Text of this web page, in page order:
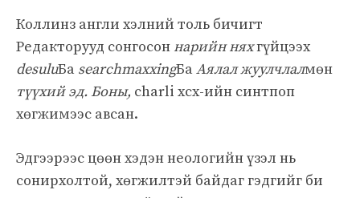
Коллинз англи хэлний толь бичигт
Редакторууд сонгосон нарийн няхгүйцээх
desuluБа searchmaxxingБаАялал жуулчлалмөн
түүхий эд. Боны, charli xcx-ийн синтпоп
хөгжимээс авсан.
Эдгээрээс цөөн хэдэн неологийн үзэл нь
сонирхолтой, хөгжилтэй байдаг гэдгийг би